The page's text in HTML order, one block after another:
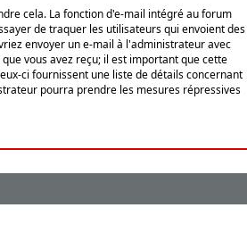
cela. La fonction d'e-mail intégré au forum
de traquer les utilisateurs qui envoient des
envoyer un e-mail à l'administrateur avec
vous avez reçu; il est important que cette
ci fournissent une liste de détails concernant
pourra prendre les mesures répressives